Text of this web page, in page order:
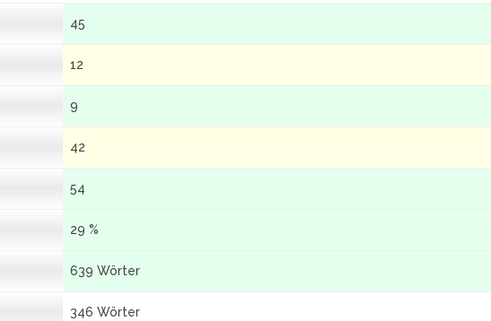
45
12
9
42
54
29 %
639 Wörter
346 Wörter